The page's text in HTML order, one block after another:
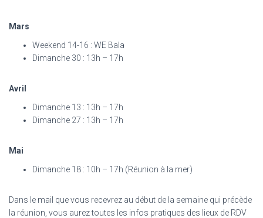
Mars
Weekend 14-16 : WE Bala
Dimanche 30 : 13h – 17h
Avril
Dimanche 13 : 13h – 17h
Dimanche 27 : 13h – 17h
Mai
Dimanche 18 : 10h – 17h (Réunion à la mer)
Dans le mail que vous recevrez au début de la semaine qui précède
la réunion, vous aurez toutes les infos pratiques des lieux de RDV